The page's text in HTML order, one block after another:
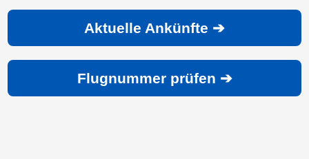
Aktuelle Ankünfte ➔
Flugnummer prüfen ➔